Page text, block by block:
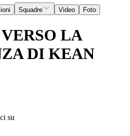
Squadre Video Foto
LA
DI KEAN
su